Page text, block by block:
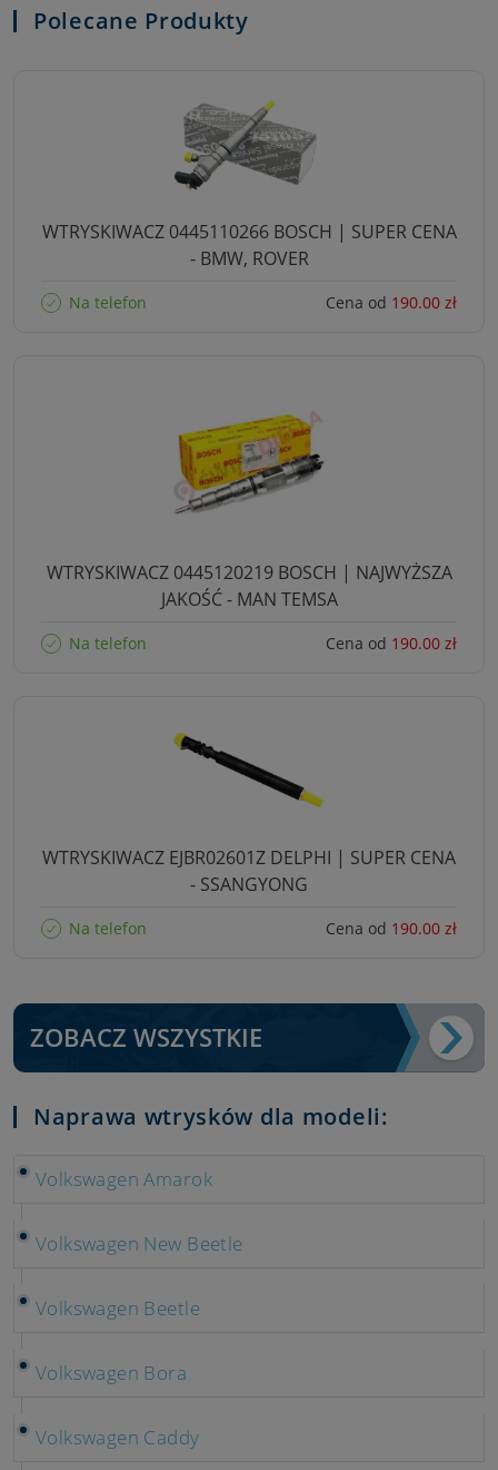
Polecane Produkty
WTRYSKIWACZ 0445110266 BOSCH | SUPER CENA
- BMW, ROVER
Na telefon Cena od 190.00 zł
WTRYSKIWACZ 0445120219 BOSCH | NAJWYŻSZA
JAKOŚĆ - MAN TEMSA
Na telefon Cena od 190.00 zł
WTRYSKIWACZ EJBR02601Z DELPHI | SUPER CENA
- SSANGYONG
Na telefon Cena od 190.00 zł
ZOBACZ WSZYSTKIE
Naprawa wtrysków dla modeli:
Volkswagen Amarok
Volkswagen New Beetle
Volkswagen Beetle
Volkswagen Bora
Volkswagen Caddy